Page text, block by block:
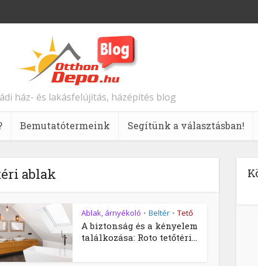
ház- és lakásfelújítás, házépítés blog
Bemutatótermeink Segítünk a választásban!
ablak
Ablak, árnyékoló • Beltér • Tető
A biztonság és a kényelem
találkozása: Roto tetőtéri...